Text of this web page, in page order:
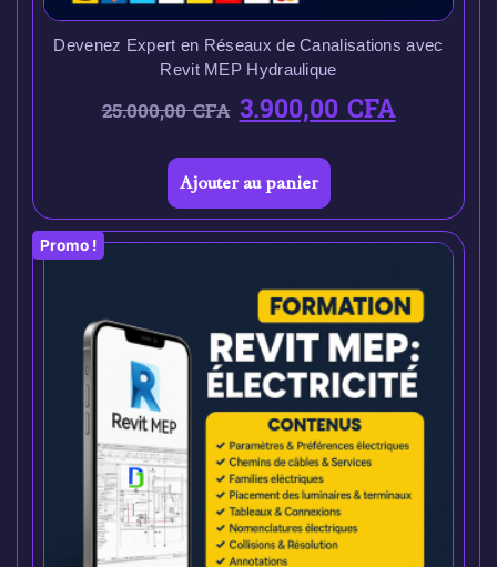
Devenez Expert en Réseaux de Canalisations avec
Revit MEP Hydraulique
25.000,00CFA 3.900,00CFA
Ajouter au panier
Promo !